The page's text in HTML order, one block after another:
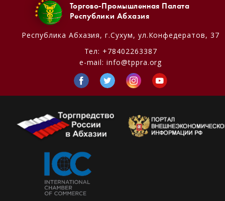
Торгово-Промышленная Палата
Республики Абхазия
Республика Абхазия, г.Сухум, ул.Конфедератов, 37
Тел: +78402263387
e-mail:info@tppra.org